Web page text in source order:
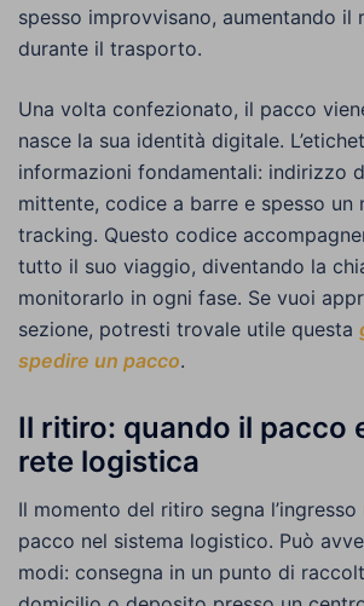
spesso improvvisano, aumentando il
durante il trasporto.
Una volta confezionato, il pacco
nasce la sua identità digitale.
informazioni fondamentali: indirizzo
mittente, codice a barre e spesso un
tracking. Questo codice
tutto il suo viaggio, diventando la
monitorarlo in ogni fase. Se vuoi
sezione, potresti trovale utile questa
spedire un pacco.
Il ritiro: quando il pacco
rete logistica
Il momento del ritiro segna
pacco nel sistema logistico. Può
modi: consegna in un punto di